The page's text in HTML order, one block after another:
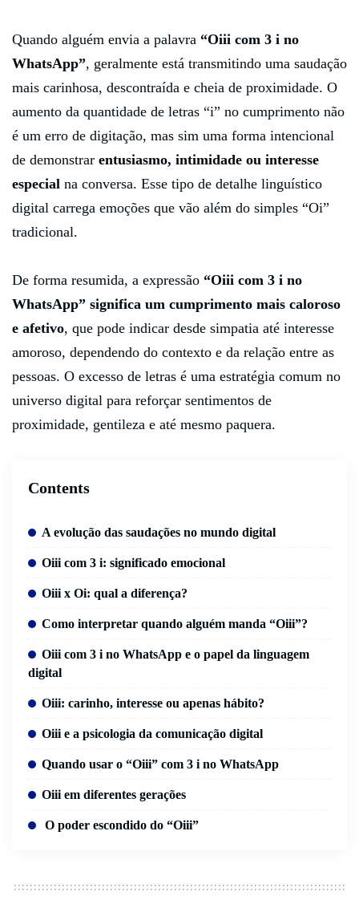
Quando alguém envia a palavra “Oiii com 3 i no
WhatsApp”, geralmente está transmitindo uma saudação
mais carinhosa, descontraída e cheia de proximidade. O
aumento da quantidade de letras “i” no cumprimento não
é um erro de digitação, mas sim uma forma intencional
de demonstrar entusiasmo, intimidade ou interesse
especial na conversa. Esse tipo de detalhe linguístico
digital carrega emoções que vão além do simples “Oi”
tradicional.
De forma resumida, a expressão “Oiii com 3 i no
WhatsApp” significa um cumprimento mais caloroso
e afetivo, que pode indicar desde simpatia até interesse
amoroso, dependendo do contexto e da relação entre as
pessoas. O excesso de letras é uma estratégia comum no
universo digital para reforçar sentimentos de
proximidade, gentileza e até mesmo paquera.
Contents
A evolução das saudações no mundo digital
Oiii com 3 i: significado emocional
Oiii x Oi: qual a diferença?
Como interpretar quando alguém manda “Oiii”?
Oiii com 3 i no WhatsApp e o papel da linguagem
digital
Oiii: carinho, interesse ou apenas hábito?
Oiii e a psicologia da comunicação digital
Quando usar o “Oiii” com 3 i no WhatsApp
Oiii em diferentes gerações
O poder escondido do “Oiii”